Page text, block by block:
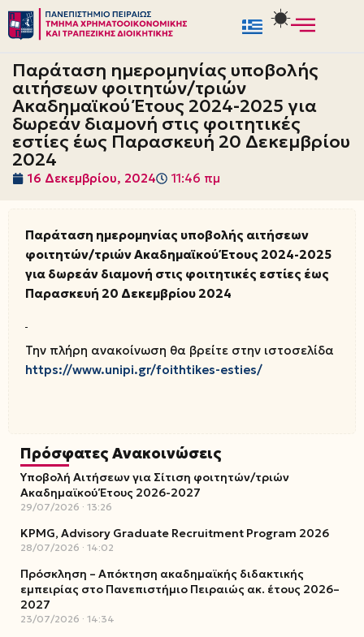
Μεταπηδήστε
στο
περιεχόμενο
Παράταση ημερομηνίας υποβολής
αιτήσεων φοιτητών/τριών
Ακαδημαϊκού Έτους 2024-2025 για
δωρεάν διαμονή στις φοιτητικές
εστίες έως Παρασκευή 20 Δεκεμβρίου
2024
16 Δεκεμβρίου, 2024 11:46 πμ
Παράταση ημερομηνίας υποβολής αιτήσεων
φοιτητών/τριών Ακαδημαϊκού Έτους 2024-2025
για δωρεάν διαμονή στις φοιτητικές εστίες έως
Παρασκευή 20 Δεκεμβρίου 2024
Την πλήρη ανακοίνωση θα βρείτε στην ιστοσελίδα
https://www.unipi.gr/foithtikes-esties/
Πρόσφατες Ανακοινώσεις
Υποβολή Αιτήσεων για Σίτιση φοιτητών/τριών
Ακαδημαϊκού Έτους 2026-2027
29/07/2026 13:26
KPMG, Advisory Graduate Recruitment Program 2026
28/07/2026 14:02
Πρόσκληση – Απόκτηση ακαδημαϊκής διδακτικής
εμπειρίας στο Πανεπιστήμιο Πειραιώς ακ. έτους 2026–
2027
23/07/2026 14:34